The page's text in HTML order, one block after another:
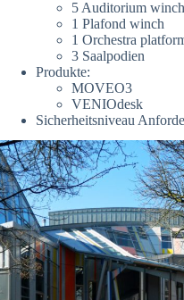
5 Auditorium
1 Plafond winch
1 Orchestra
3 Saalpodien
Produkte:
MOVEO3
VENIOdesk
Sicherheitsniveau